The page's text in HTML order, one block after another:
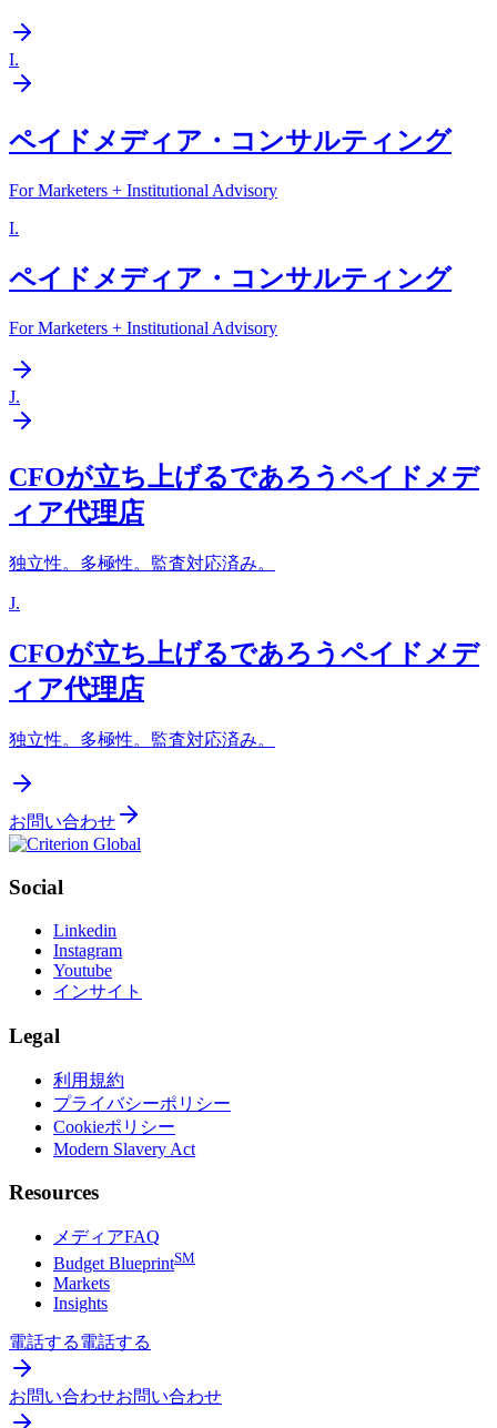
I.
ペイドメディア・コンサルティング
For Marketers + Institutional Advisory
I.
ペイドメディア・コンサルティング
For Marketers + Institutional Advisory
J.
CFOが立ち上げるであろうペイドメデ
ィア代理店
独立性。多極性。監査対応済み。
J.
CFOが立ち上げるであろうペイドメデ
ィア代理店
独立性。多極性。監査対応済み。
お問い合わせ
Social
Linkedin
Instagram
Youtube
インサイト
Legal
利用規約
プライバシーポリシー
Cookieポリシー
Modern Slavery Act
Resources
メディアFAQ
Budget BlueprintSM
Markets
Insights
電話する電話する
お問い合わせお問い合わせ